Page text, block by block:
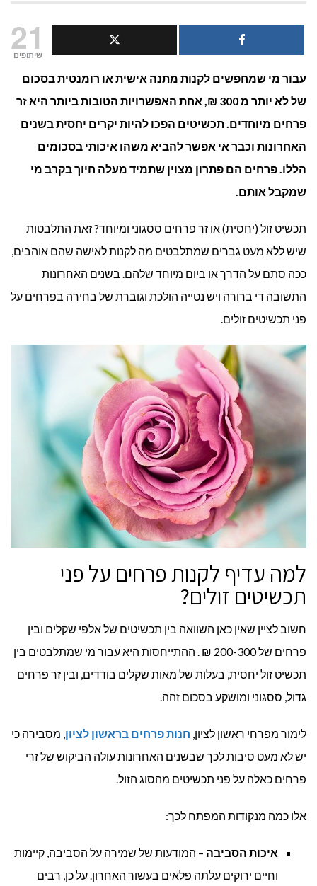
לקנות
פני
21
שיתופים
עבור מי שמחפשים לקנות מתנה אישית או רומנטית בסכום
של לא יותר מ 300 ₪, אחת האפשרויות הטובות ביותר היא זר
פרחים מיוחדים. תכשיטים הפכו להיות יקרים יחסית בשנים
האחרונות וכבר אי אפשר להביא משהו איכותי בסכומים
הללו. פרחים הם פתרון מצוין שתמיד מעלה חיוך בקרב מי
שמקבל אותם.
תכשיט זול (יחסית) או זר פרחים ססגוני ומיוחד? זאת התלבטות
שיש ללא מעט גברים שמתלבטים מה לקנות לאישה שהם אוהבים,
ככה סתם על הדרך או ביום מיוחד שלהם. בשנים האחרונות
התשובה די ברורה ויש נטייה הולכת וגוברת של בחירה בפרחים על
פני תכשיטים זולים.
למה עדיף לקנות פרחים על פני
תכשיטים זולים?
חשוב לציין שאין כאן השוואה בין תכשיטים של אלפי שקלים ובין
פרחים של 200-300 ₪ . ההתייחסות היא עבור מי שמתלבטים בין
תכשיט זול יחסית, בעלות של מאות שקלים בודדים, ובין זר פרחים
גדול, ססגוני ומושקע בסכום זהה.
לימור מפרחי ראשון לציון, חנות פרחים בראשון לציון, מסבירה כי
יש לא מעט סיבות לכך שבשנים האחרונות עולה הביקוש של זרי
פרחים כאלה על פני תכשיטים מהסוג הזול.
אלו כמה מנקודות המפתח לכך:
איכות הסביבה – המודעות של שמירה על הסביבה, קיימות
וחיים ירוקים עלתה פלאים בעשור האחרון. על כן, רבים